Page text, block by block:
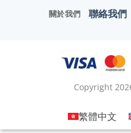
關於我們 聯絡我們
Copyright
繁體中文